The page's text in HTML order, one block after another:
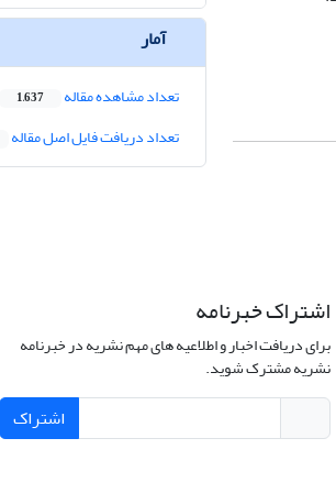
آمار
تعداد مشاهده مقاله 1,637
تعداد دریافت فایل اصل مقاله
اشتراک خبرنامه
برای دریافت اخبار و اطلاعیه های مهم نشریه در خبرنامه
نشریه مشترک شوید.
اشتراک